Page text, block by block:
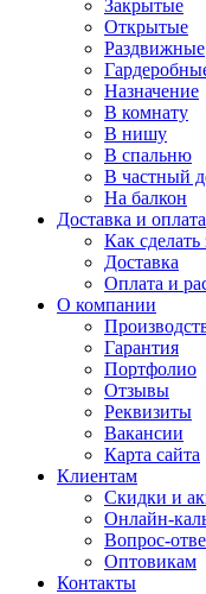
Закрытые
Открытые
Раздвижные
Назначение
В комнату
В нишу
В спальню
В частный
На балкон
Доставка и оплата
Как сделать
Доставка
Оплата и
О компании
Гарантия
Портфолио
Отзывы
Реквизиты
Вакансии
Карта сайта
Клиентам
Скидки и
Онлайн-
Вопрос-
Оптовикам
Контакты